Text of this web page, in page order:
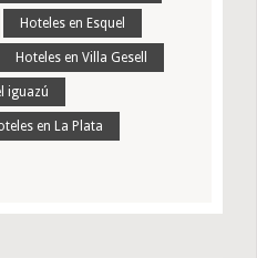
Hoteles en Esquel
Hoteles en Villa Gesell
iguazú
en La Plata